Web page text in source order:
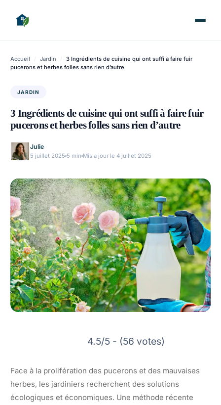
Accueil / Jardin /
3 Ingrédients de cuisine qui ont suffi à faire fuir
pucerons et herbes folles sans rien d’autre
JARDIN
3 Ingrédients de cuisine qui ont suffi à faire fuir
pucerons et herbes folles sans rien d’autre
Julie
5 juillet 2025 5 min Mis a jour le 4 juillet 2025
4.5/5 - (56 votes)
Face à la prolifération des pucerons et des mauvaises
herbes, les jardiniers recherchent des solutions
écologiques et économiques. Une méthode récente